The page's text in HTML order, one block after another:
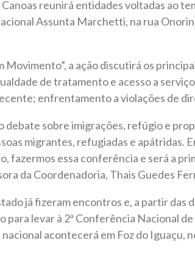
reunirá entidades voltadas ao
Assunta Marchetti, na rua
Movimento”, a ação discutirá os
de tratamento e acesso a
enfrentamento a violações de
debate sobre imigrações, refúgio e
migrantes, refugiadas e apátridas.
fazermos essa conferência e será a
da Coordenadoria, Thais Guedes
já fizeram encontros e, a partir das
para levar à 2ª Conferência Nacional
acontecerá em Foz do Iguaçu,